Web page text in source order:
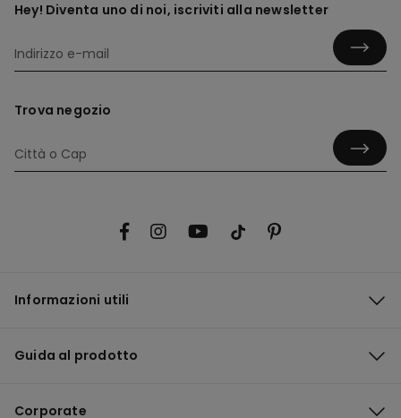
Hey! Diventa uno di noi, iscriviti alla newsletter
Trova negozio
Informazioni utili
Guida al prodotto
Corporate